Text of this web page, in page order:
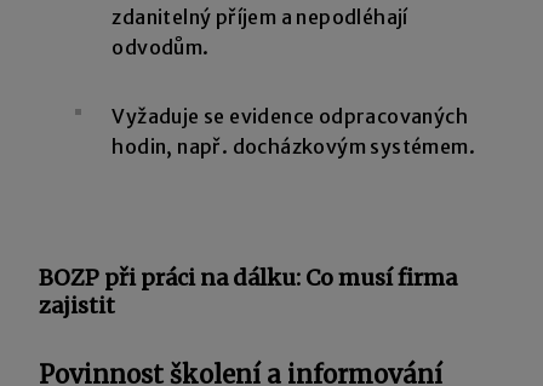
zdanitelný příjem a nepodléhají
odvodům.
Vyžaduje se evidence odpracovaných
hodin, např. docházkovým systémem.
BOZP při práci na dálku: Co musí firma
zajistit
Povinnost školení a informování